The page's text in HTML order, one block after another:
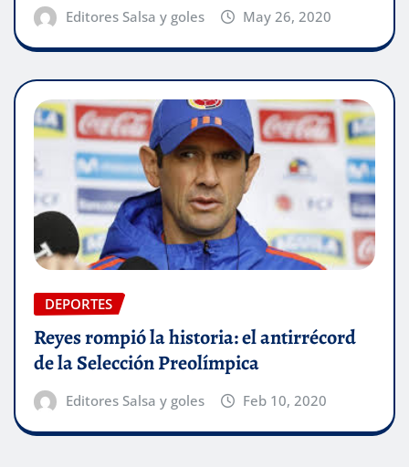
Editores Salsa y goles May 26, 2020
DEPORTES
Reyes rompió la historia: el antirrécord
de la Selección Preolímpica
Editores Salsa y goles Feb 10, 2020